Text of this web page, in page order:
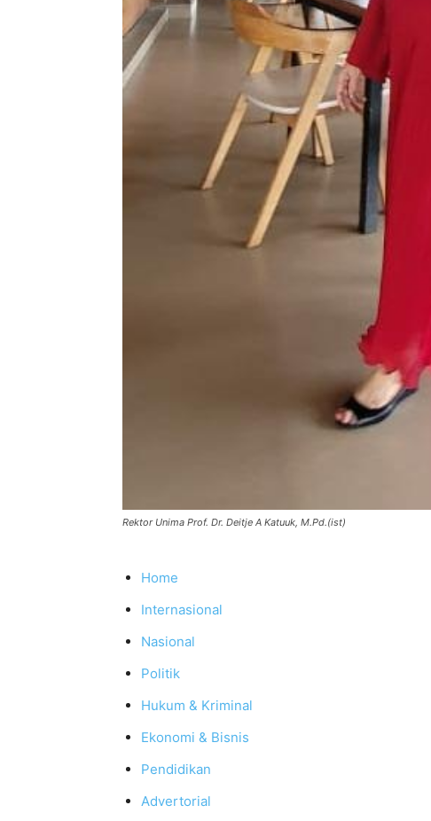
Rektor Unima Prof. Dr. Deitje A Katuuk, M.Pd.(ist)
Home
Internasional
Nasional
Politik
Hukum & Kriminal
Ekonomi & Bisnis
Pendidikan
Advertorial